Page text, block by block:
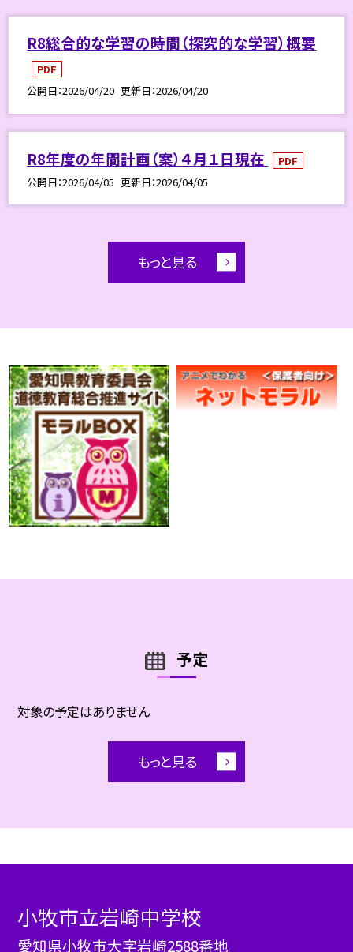
R8総合的な学習の時間（探究的な学習）概要
PDF
公開日 2026/04/20 更新日 2026/04/20
R8年度の年間計画（案）４月１日現在
PDF
公開日 2026/04/05 更新日 2026/04/05
もっと見る
予定
対象の予定はありません
もっと見る
小牧市立岩崎中学校
愛知県小牧市大字岩崎2588番地